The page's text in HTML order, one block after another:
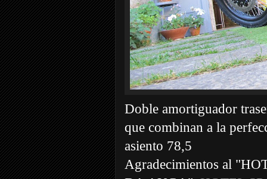
Doble amortiguador
que combinan a la
asiento 78,5
Agradecimientos al